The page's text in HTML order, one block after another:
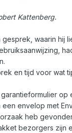
Kattenberg.
gesprek, waarin hij
en tijd voor wat
een envelop met
heb
bezorgers zijn